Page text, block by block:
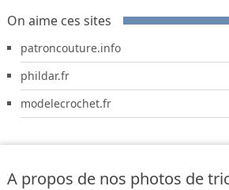
On aime ces sites
patroncouture.info
phildar.fr
modelecrochet.fr
A propos de nos photos de